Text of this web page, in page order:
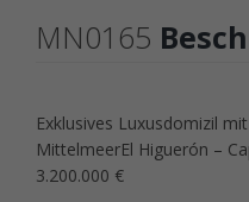
MN0165
Exklusives Luxusdomizil
MittelmeerEl Higuerón –
3.200.000 €